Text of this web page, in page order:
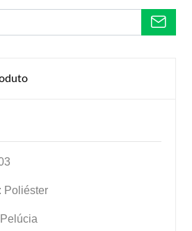
Poliéster